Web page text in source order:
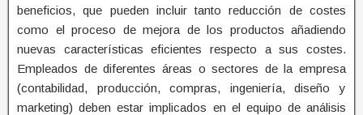
beneficios, que pueden incluir tanto reducción de costes
como el proceso de mejora de los productos añadiendo
nuevas características eficientes respecto a sus costes.
Empleados de diferentes áreas o sectores de la empresa
(contabilidad, producción, compras, ingeniería, diseño y
marketing) deben estar implicados en el equipo de análisis